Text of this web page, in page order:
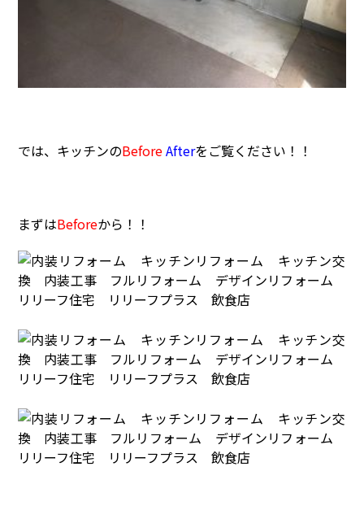
では、キッチンのBeforeAfterをご覧ください！！
まずはBeforeから！！